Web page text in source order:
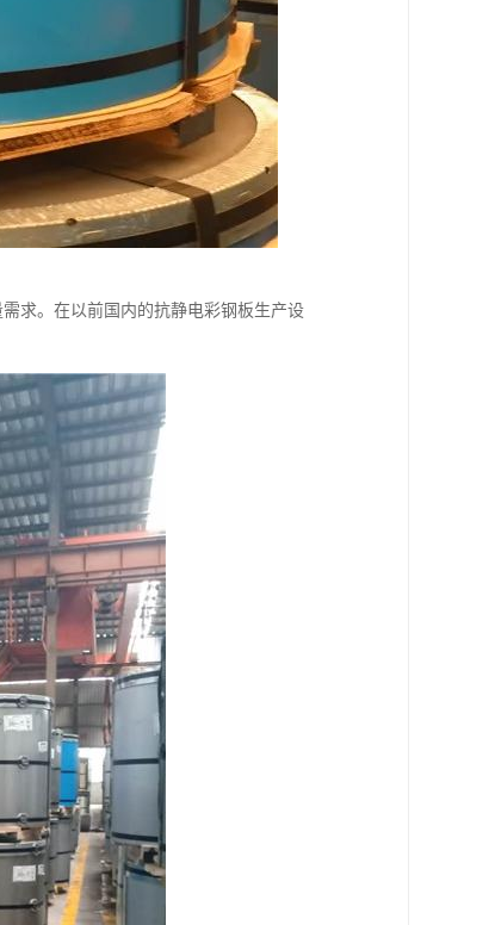
求。在以前国内的抗静电彩钢板生产设